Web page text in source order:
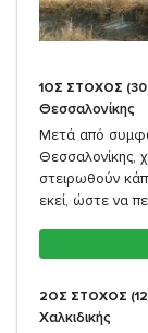
1ΟΣ ΣΤΟΧΟΣ
Θεσσαλονίκης
Μετά από
Θεσσαλονίκης,
στειρωθούν
εκεί, ώστε να
2ΟΣ ΣΤΟΧΟΣ
Χαλκιδικής